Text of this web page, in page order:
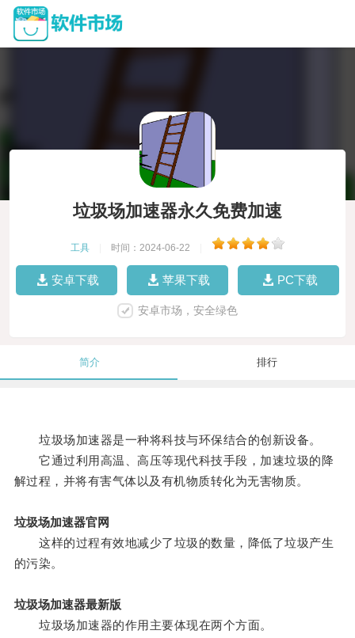
垃圾场加速器永久免费加速
工具 时间：2024-06-22
安卓下载 苹果下载 PC下载
安卓市场，安全绿色
简介 排行
垃圾场加速器是一种将科技与环保结合的创新设备。
它通过利用高温、高压等现代科技手段，加速垃圾的降
解过程，并将有害气体以及有机物质转化为无害物质。
垃圾场加速器官网
这样的过程有效地减少了垃圾的数量，降低了垃圾产生
的污染。
垃圾场加速器最新版
垃圾场加速器的作用主要体现在两个方面。